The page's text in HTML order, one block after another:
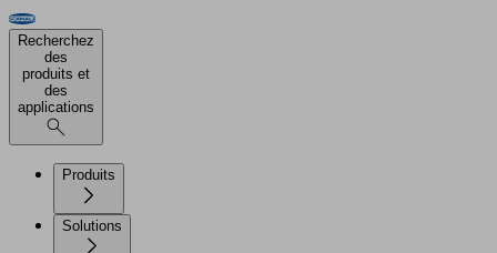
Recherchez
des
produits et
des
applications
Produits
Solutions